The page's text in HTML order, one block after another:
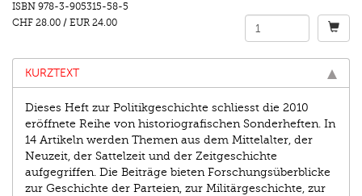
ISBN 978-3-905315-58-5
CHF 28.00 / EUR 24.00
KURZTEXT
Dieses Heft zur Politikgeschichte schliesst die 2010
eröffnete Reihe von historiografischen Sonderheften. In
14 Artikeln werden Themen aus dem Mittelalter, der
Neuzeit, der Sattelzeit und der Zeitgeschichte
aufgegriffen. Die Beiträge bieten Forschungsüberblicke
zur Geschichte der Parteien, zur Militärgeschichte, zur